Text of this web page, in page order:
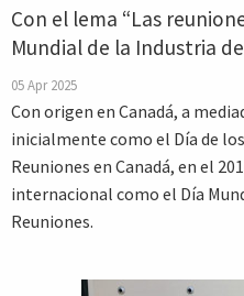
Con el lema “Las
Mundial de la Industria
05 Apr 2025
Con origen en Canadá, a
inicialmente como el Día de
Reuniones en Canadá, en el
internacional como el Día
Reuniones.